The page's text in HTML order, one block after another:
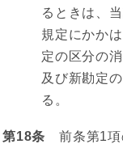
るときは、
規定にかか
定の区分の
及び新勘定
る。
第18条 前条第1項